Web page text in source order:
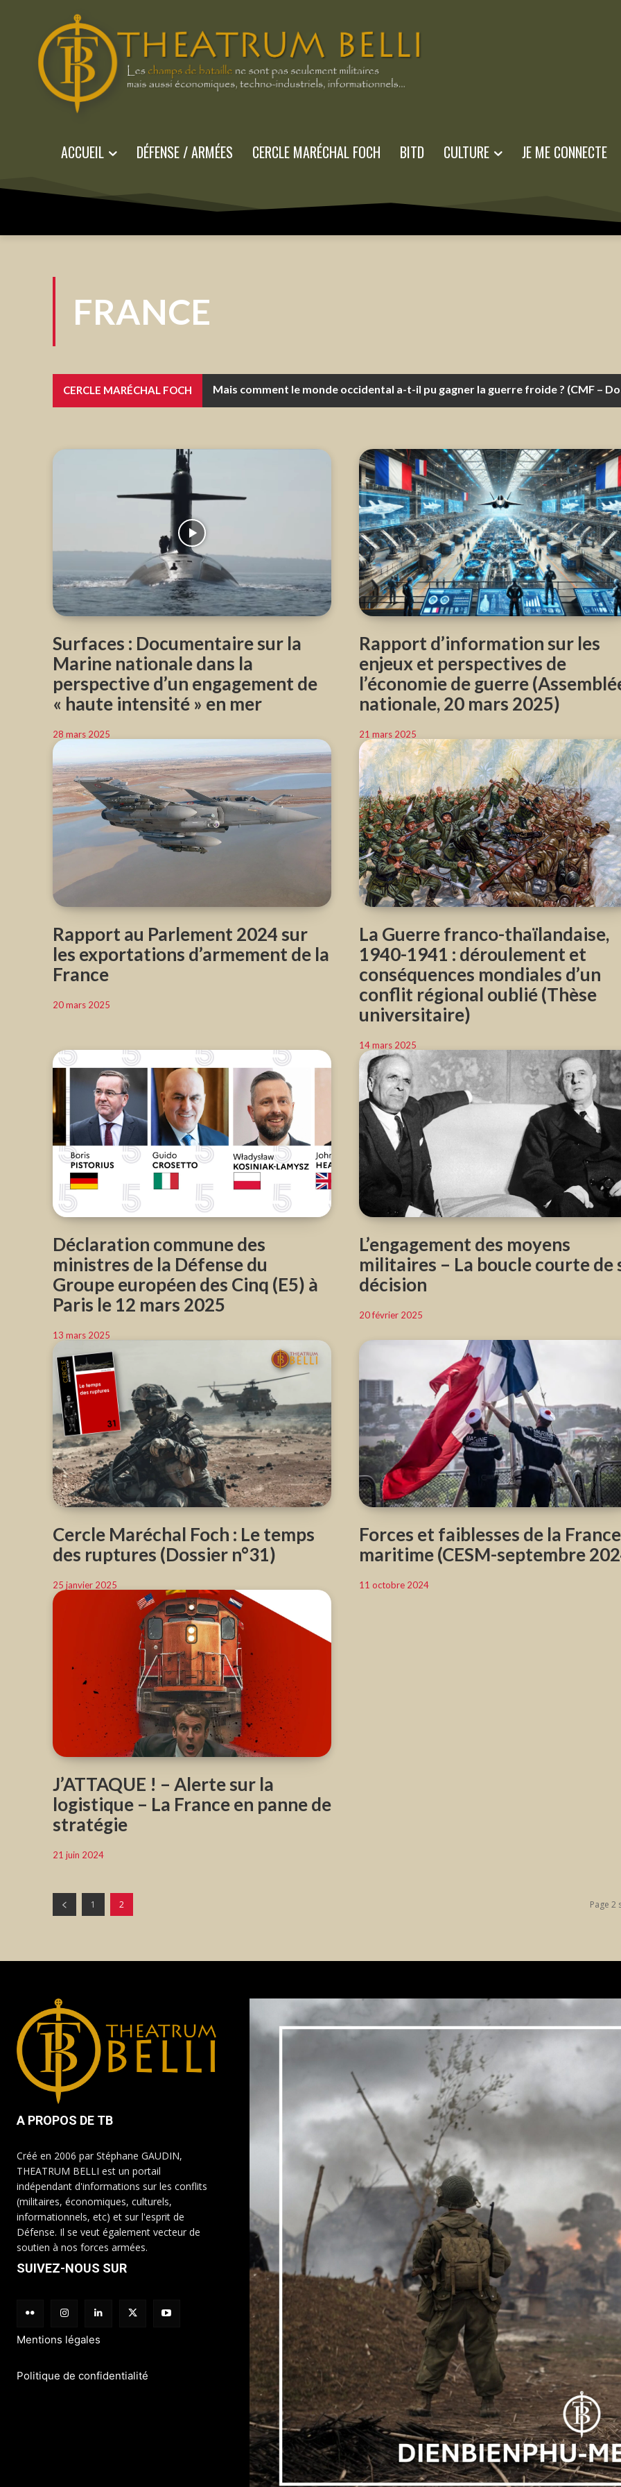
ACCUEIL DÉFENSE / ARMÉES CERCLE MARÉCHAL FOCH BITD CULTURE JE ME CONNECTE
FRANCE
CERCLE MARÉCHAL FOCH Mais comment le monde occidental a-t-il pu gagner la guerre froide ? (CMF –
La coopération européenne en matière de préparation opérationnelle
Surfaces : Documentaire sur la
Marine nationale dans la
perspective d’un engagement de
« haute intensité » en mer
28 mars 2025
Rapport d’information sur les
enjeux et perspectives de
l’économie de guerre
nationale, 20 mars 2025)
21 mars 2025
Rapport au Parlement 2024 sur
les exportations d’armement de la
France
20 mars 2025
La Guerre franco-thaïlandaise,
1940-1941 : déroulement et
conséquences mondiales d’un
conflit régional oublié (Thèse
universitaire)
14 mars 2025
Déclaration commune des
ministres de la Défense du
Groupe européen des Cinq (E5) à
Paris le 12 mars 2025
13 mars 2025
L’engagement des moyens
militaires – La boucle courte de
décision
20 février 2025
Cercle Maréchal Foch : Le temps
des ruptures (Dossier n°31)
25 janvier 2025
Forces et faiblesses de la France
maritime (CESM-septembre
11 octobre 2024
J’ATTAQUE ! – Alerte sur la
logistique – La France en panne de
stratégie
21 juin 2024
1 2 Page 2
A PROPOS DE TB
Créé en 2006 par Stéphane GAUDIN,
THEATRUM BELLI est un portail
indépendant d'informations sur les conflits
(militaires, économiques, culturels,
informationnels, etc) et sur l'esprit de
Défense. Il se veut également vecteur de
soutien à nos forces armées.
SUIVEZ-NOUS SUR
Mentions légales
Politique de confidentialité